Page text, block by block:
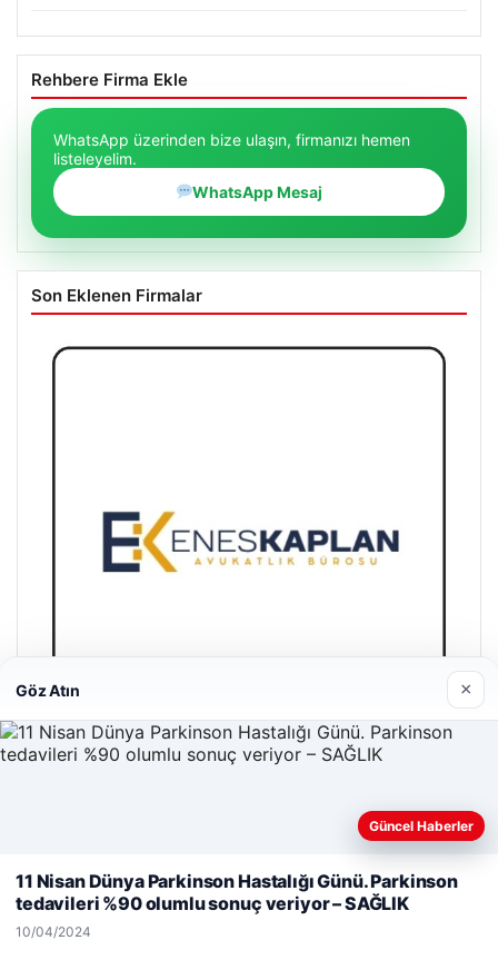
Rehbere Firma Ekle
WhatsApp üzerinden bize ulaşın, firmanızı hemen
listeleyelim.
WhatsApp Mesaj
Son Eklenen Firmalar
Web sitemizi nasıl kullandığınızı daha iyi anlayabilmek,
kullanıyoruz.Çerez Politikamız
Göz Atın ×
Güncel Haberler
11 Nisan Dünya Parkinson Hastalığı Günü. Parkinson
tedavileri %90 olumlu sonuç veriyor – SAĞLIK
10/04/2024